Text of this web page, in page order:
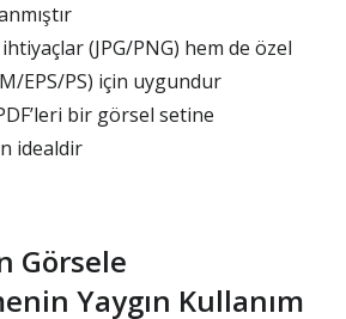
(JPG/PNG) hem de özel
EPS/PS) için uygundur
bir görsel setine
idealdir
Görsele
Yaygın Kullanım